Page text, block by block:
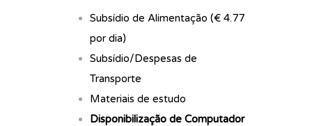
Subsídio de Alimentação (€ 4.77
por dia)
Subsídio/Despesas de
Transporte
Materiais de estudo
Disponibilização de Computador